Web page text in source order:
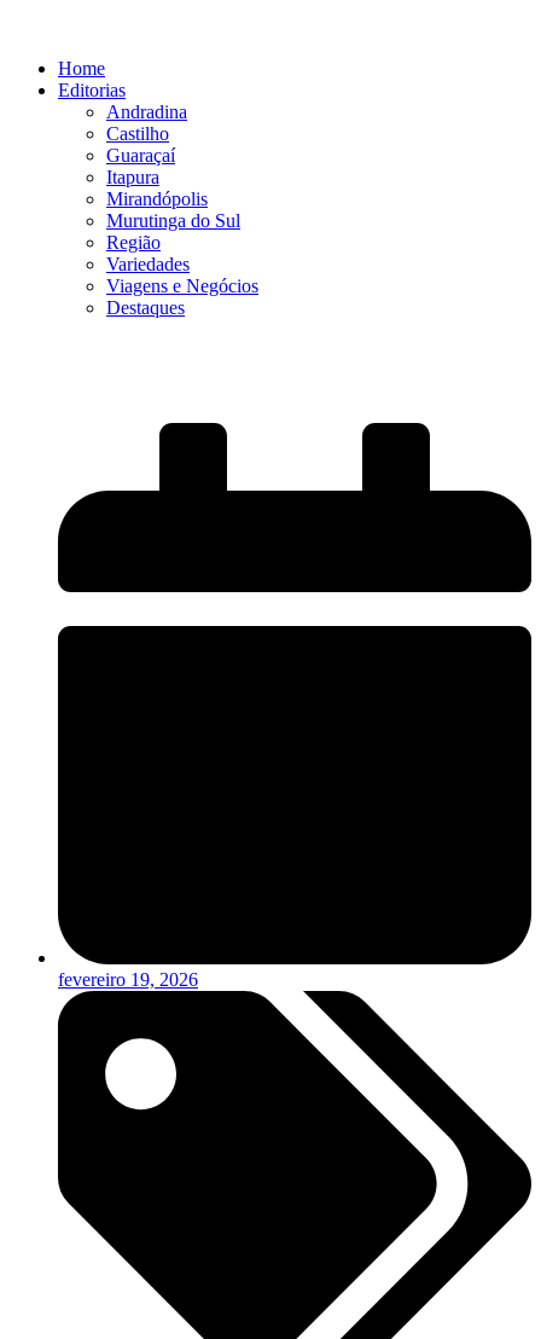
Home
Editorias
Andradina
Castilho
Guaraçaí
Itapura
Mirandópolis
Murutinga do Sul
Região
Variedades
Viagens e Negócios
Destaques
fevereiro 19, 2026